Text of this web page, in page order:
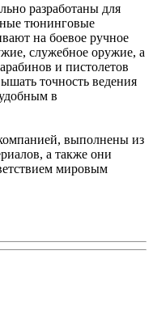
разработаны для
тюнинговые
на боевое ручное
служебное оружие, а
и пистолетов
точность ведения
в
выполнены из
а также они
мировым